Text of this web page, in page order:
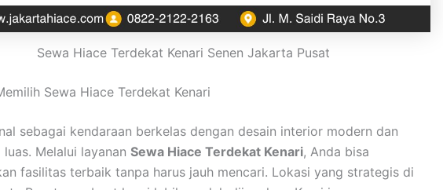
Sewa Hiace Terdekat Kenari Senen Jakarta Pusat
Sewa Hiace Terdekat Kenari
sebagai kendaraan berkelas dengan desain interior modern dan
Melalui layanan Sewa Hiace Terdekat Kenari, Anda bisa
fasilitas terbaik tanpa harus jauh mencari. Lokasi yang strategis di